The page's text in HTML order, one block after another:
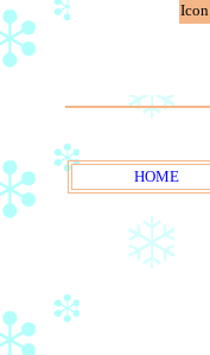
Icon
HOME